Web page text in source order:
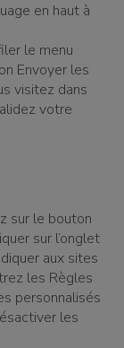
en haut à
le menu
Envoyer les
visitez dans
votre
sur le bouton
sur l’onglet
aux sites
les Règles
personnalisés
les